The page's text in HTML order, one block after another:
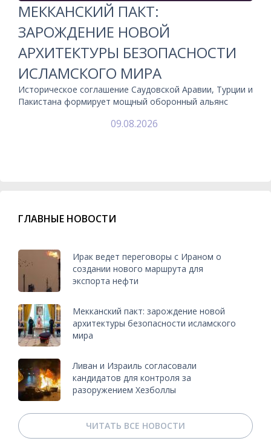
МЕККАНСКИЙ ПАКТ:
ЗАРОЖДЕНИЕ НОВОЙ
АРХИТЕКТУРЫ БЕЗОПАСНОСТИ
ИСЛАМСКОГО МИРА
Историческое соглашение Саудовской Аравии, Турции и
Пакистана формирует мощный оборонный альянс
09.08.2026
ГЛАВНЫЕ НОВОСТИ
Ирак ведет переговоры с Ираном о
создании нового маршрута для
экспорта нефти
Мекканский пакт: зарождение новой
архитектуры безопасности исламского
мира
Ливан и Израиль согласовали
кандидатов для контроля за
разоружением Хезболлы
ЧИТАТЬ ВСЕ НОВОСТИ